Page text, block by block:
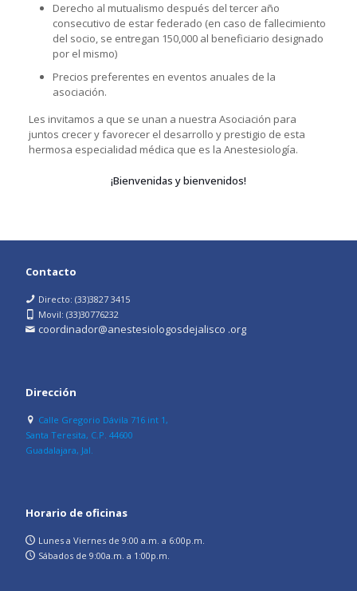
Derecho al mutualismo después del tercer año
consecutivo de estar federado (en caso de fallecimiento
del socio, se entregan 150,000 al beneficiario designado
por el mismo)
Precios preferentes en eventos anuales de la
asociación.
Les invitamos a que se unan a nuestra Asociación para
juntos crecer y favorecer el desarrollo y prestigio de esta
hermosa especialidad médica que es la Anestesiología.
¡Bienvenidas y bienvenidos!
Contacto
Directo: (33)3827 3415
Movil: (33)30776232
coordinador@anestesiologosdejalisco .org
Dirección
Calle Gregorio Dávila 716 int 1,
Santa Teresita, C.P. 44600
Guadalajara, Jal.
Horario de oficinas
Lunes a Viernes de 9:00 a.m. a 6:00p.m.
Sábados de 9:00a.m. a 1:00p.m.